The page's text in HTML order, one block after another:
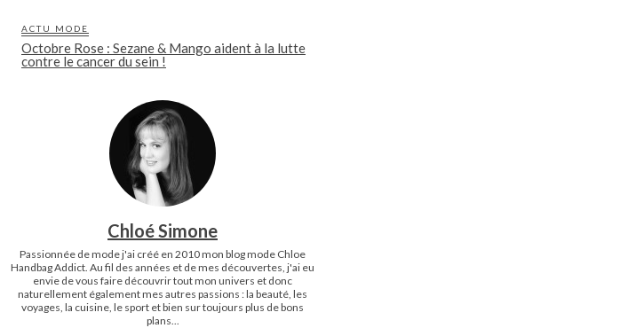
ACTU MODE
Octobre Rose : Sezane & Mango aident à la lutte
contre le cancer du sein !
Chloé Simone
Passionnée de mode j'ai créé en 2010 mon blog mode Chloe
Handbag Addict. Au fil des années et de mes découvertes, j'ai eu
envie de vous faire découvrir tout mon univers et donc
naturellement également mes autres passions : la beauté, les
voyages, la cuisine, le sport et bien sur toujours plus de bons
plans...